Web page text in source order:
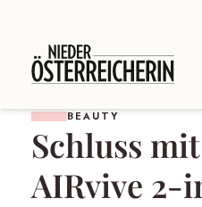
BEAUTY
Schluss
AIRvive 2-